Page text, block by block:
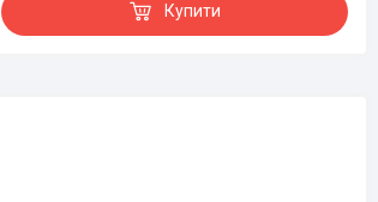
Купити